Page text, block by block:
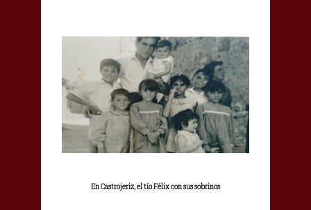
En Castrojeriz, el tío Félix con sus sobrinos